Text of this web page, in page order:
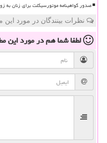
صدور گواهینامه موتورسیکلت برای زنان
نظرات بینندگان در مورد
لطفا شما همدر مورد این